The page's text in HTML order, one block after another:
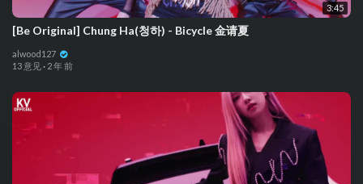
3:45
[Be Original] Chung Ha(청하) - Bicycle 金请夏
alwood127
13 意见· 2 年 前